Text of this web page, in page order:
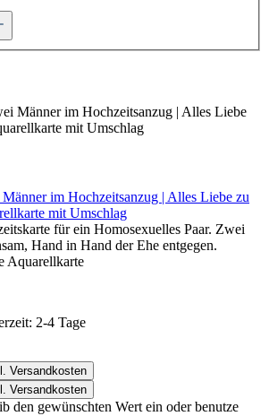
im Hochzeitsanzug | Alles Liebe zu
mit Umschlag
für ein Homosexuelles Paar. Zwei
Hand in Hand der Ehe entgegen.
Aquarellkarte
2-4 Tage
Versandkosten
Versandkosten
den gewünschten Wert ein oder benutze